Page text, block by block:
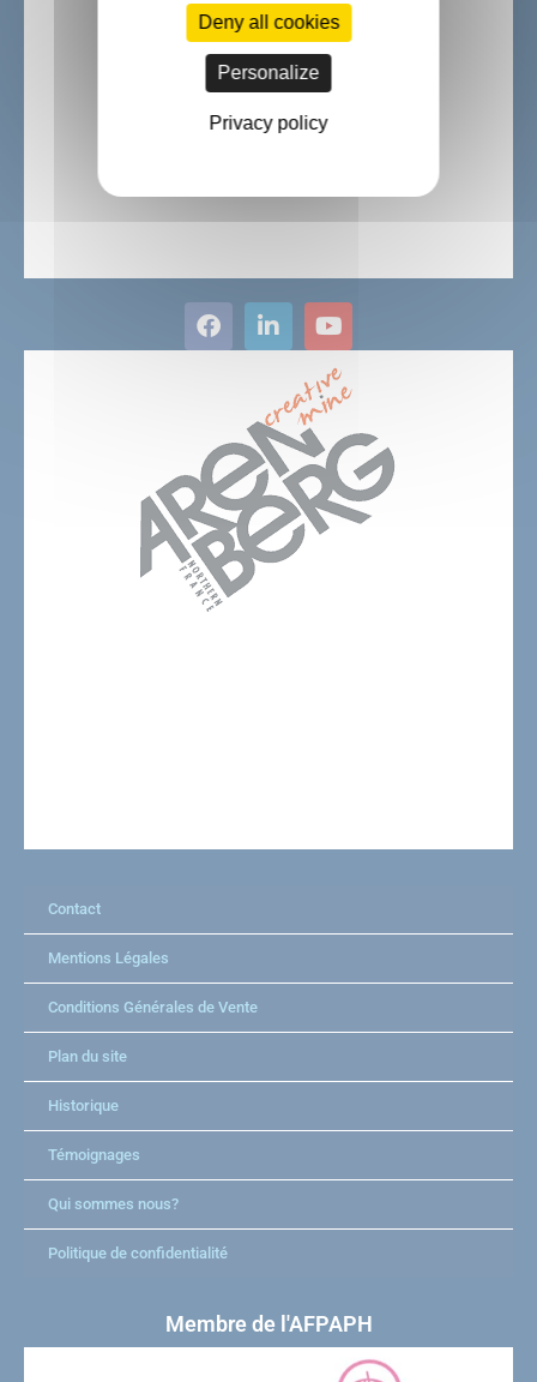
Contact
Mentions Légales
Conditions Générales de Vente
Plan du site
Historique
Témoignages
Qui sommes nous?
Politique de confidentialité
Membre de l'AFPAPH
Deny all cookies
Personalize
Privacy policy